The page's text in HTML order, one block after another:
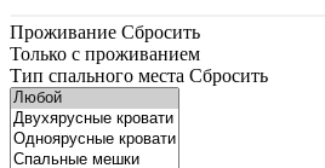
Проживание Сбросить
Только с проживанием
Тип спального места Сбросить